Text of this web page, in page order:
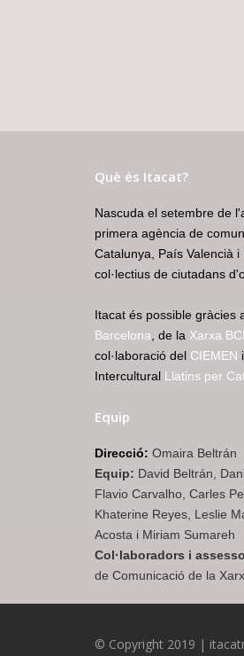
Què és Itacat?
Nascuda el setembre de
primera agència de
Catalunya, País Valencià
col·lectius de ciutadans
Itacat és possible gràcies
Barcelona , de la Xarxa
col·laboració del CIEMEN
Intercultural Llatins per
Equip
Direcció: Omaira Beltrán
Equip: David Beltrán,
Flavio Carvalho, Carles
Khaterine Reyes, Leslie
Acosta i Miriam Sumareh
Col·laboradors i
de Comunicació de la
© Copyright 2019 |